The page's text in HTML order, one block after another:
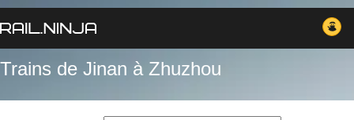
Trains de Jinan à Zhuzhou